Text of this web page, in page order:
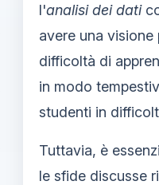
l'analisi dei dati
avere una
difficoltà di
in modo
studenti in
Tuttavia, è
le sfide discusse